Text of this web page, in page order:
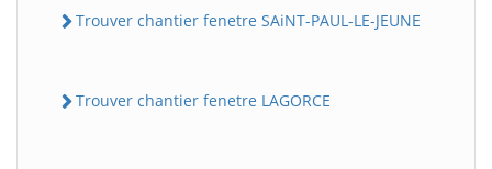
Trouver chantier fenetre SAiNT-PAUL-LE-JEUNE
Trouver chantier fenetre LAGORCE